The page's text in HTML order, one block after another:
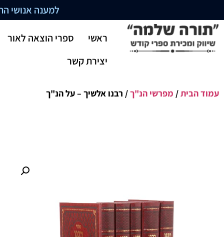
למענה אנושי התקשרו
ראשי
ספרי הוצאה לאור
יצירת קשר
עמוד הבית/ מפרשי הנ"ך/ רבנו אלשיך – על הנ"ך